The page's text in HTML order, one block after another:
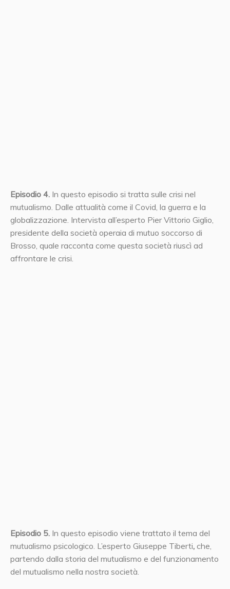
Episodio 4. In questo episodio si tratta sulle crisi nel
mutualismo. Dalle attualità come il Covid, la guerra e la
globalizzazione. Intervista all’esperto Pier Vittorio Giglio,
presidente della società operaia di mutuo soccorso di
Brosso, quale racconta come questa società riuscì ad
affrontare le crisi.
Episodio 5.In questo episodio viene trattato il tema del
mutualismo psicologico. L’esperto Giuseppe Tiberti, che,
partendo dalla storia del mutualismo e del funzionamento
del mutualismo nella nostra società.